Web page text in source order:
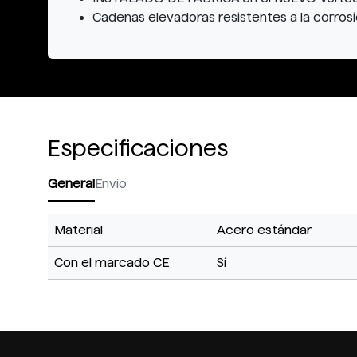
Cadenas elevadoras resistentes a la
Especificaciones
GeneralEnvío
Material Acero estándar
Con el marcado CE Sí